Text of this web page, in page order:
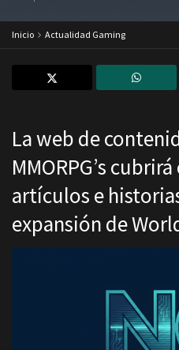
Inicio Actualidad Gaming
La web de
MMORPG’s
artículos e
expansión de